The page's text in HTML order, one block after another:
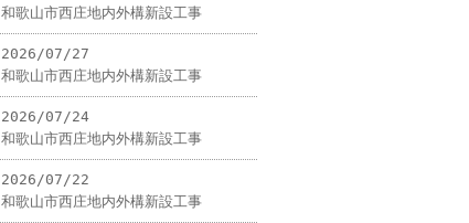
和歌山市西庄地内外構新設工事
2026/07/27
和歌山市西庄地内外構新設工事
2026/07/24
和歌山市西庄地内外構新設工事
2026/07/22
和歌山市西庄地内外構新設工事